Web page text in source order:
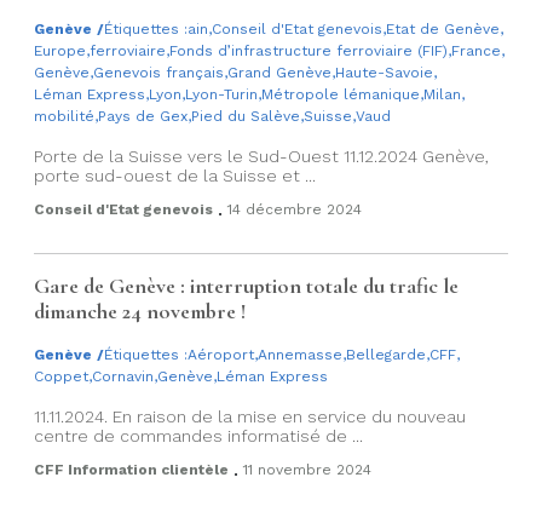
Genève /Étiquettes :ain,Conseil d'Etat genevois,Etat de Genève,
Europe,ferroviaire,Fonds d’infrastructure ferroviaire (FIF),France,
Genève,Genevois français,Grand Genève,Haute-Savoie,
Léman Express,Lyon,Lyon-Turin,Métropole lémanique,Milan,
mobilité,Pays de Gex,Pied du Salève,Suisse,Vaud
Porte de la Suisse vers le Sud-Ouest 11.12.2024 Genève,
porte sud-ouest de la Suisse et ...
Conseil d'Etat genevois . 14 décembre 2024
Gare de Genève : interruption totale du trafic le
dimanche 24 novembre !
Genève /Étiquettes :Aéroport,Annemasse,Bellegarde,CFF,
Coppet,Cornavin,Genève,Léman Express
11.11.2024. En raison de la mise en service du nouveau
centre de commandes informatisé de ...
CFF Information clientèle . 11 novembre 2024